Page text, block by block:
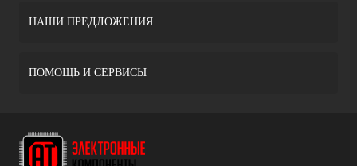
НАШИ ПРЕДЛОЖЕНИЯ
ПОМОЩЬ И СЕРВИСЫ